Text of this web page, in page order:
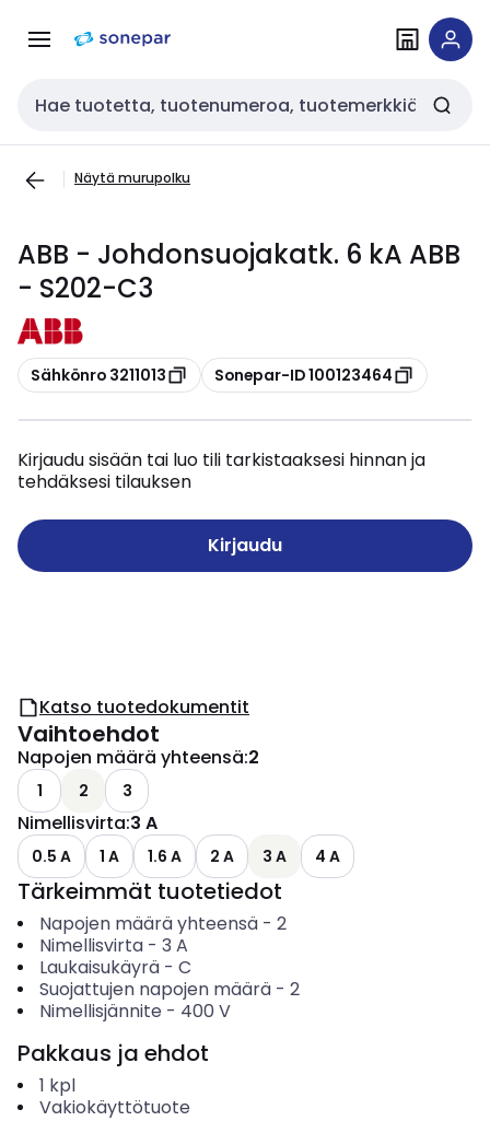
navigointiinsisältöön
Haku
Näytä murupolku
ABB - Johdonsuojakatk. 6 kA ABB
- S202-C3
Kopioi
Sähkönro 3211013 Kopioi
Sonepar-ID 100123464
Kirjaudu sisään tai luo tili tarkistaaksesi hinnan ja
tehdäksesi tilauksen
Kirjaudu
Katso tuotedokumentit
Vaihtoehdot
Napojen määrä yhteensä:2
1 2 3
Nimellisvirta:3 A
0.5 A 1 A 1.6 A 2 A 3 A 4 A
Tärkeimmät tuotetiedot
Napojen määrä yhteensä- 2
Nimellisvirta- 3 A
Laukaisukäyrä- C
Suojattujen napojen määrä- 2
Nimellisjännite - 400 V
Pakkaus ja ehdot
1 kpl
Vakiokäyttötuote